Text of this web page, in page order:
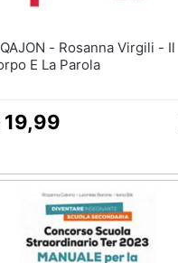
- Rosanna Virgili - Il
E La Parola
19,99